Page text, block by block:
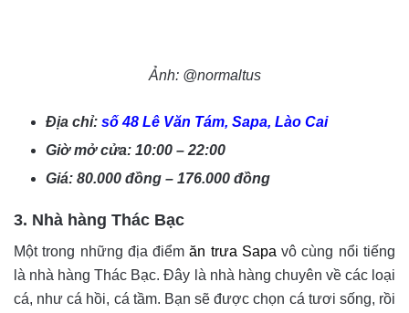
Ảnh: @normaltus
Địa chỉ: số 48 Lê Văn Tám, Sapa, Lào Cai
Giờ mở cửa: 10:00 – 22:00
Giá: 80.000 đồng – 176.000 đồng
3. Nhà hàng Thác Bạc
Một trong những địa điểm ăn trưa Sapavô cùng nổi tiếng
là nhà hàng Thác Bạc. Đây là nhà hàng chuyên về các loại
cá, như cá hồi, cá tầm. Bạn sẽ được chọn cá tươi sống, rồi